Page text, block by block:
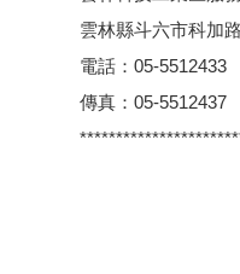
雲林縣斗六市科加
電話：05-5512433
傳真：05-5512437